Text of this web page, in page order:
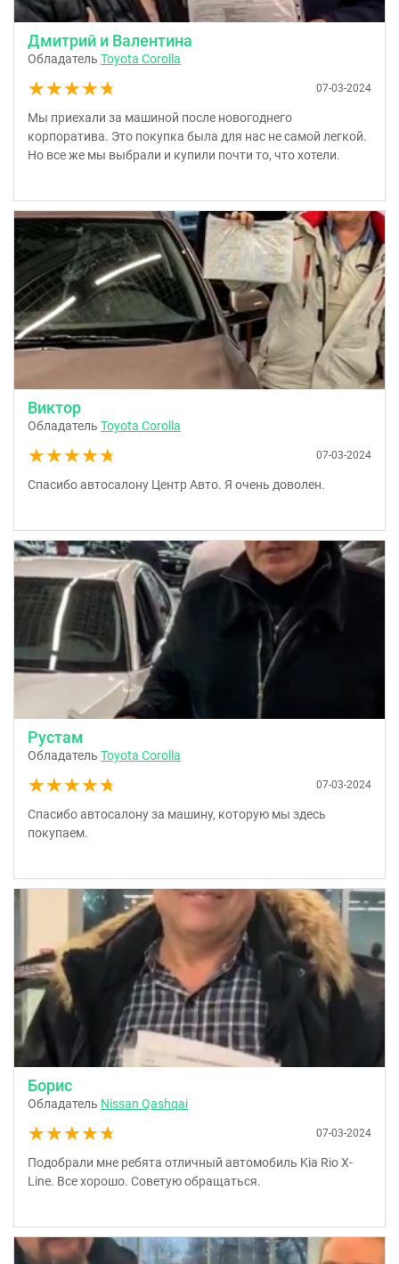
Дмитрий и Валентина
Обладатель Toyota Corolla
★★★★★
★★★★★ 07-03-2024
Мы приехали за машиной после новогоднего
корпоратива. Это покупка была для нас не самой легкой.
Но все же мы выбрали и купили почти то, что хотели.
Виктор
Обладатель Toyota Corolla
★★★★★
★★★★★ 07-03-2024
Спасибо автосалону Центр Авто. Я очень доволен.
Рустам
Обладатель Toyota Corolla
★★★★★
★★★★★ 07-03-2024
Спасибо автосалону за машину, которую мы здесь
покупаем.
Борис
Обладатель Nissan Qashqai
★★★★★
★★★★★ 07-03-2024
Подобрали мне ребята отличный автомобиль Kia Rio X-
Line. Все хорошо. Советую обращаться.